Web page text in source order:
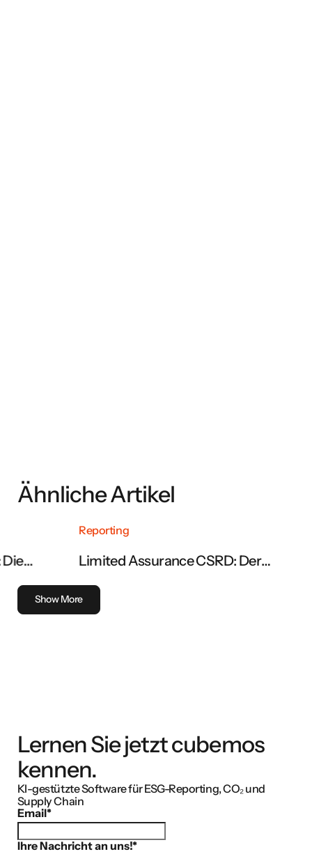
Ähnliche Artikel
Reporting
Limited Assurance CSRD: Der
des Nachhaltigkeitsberichts
Show More
Lernen Sie jetzt cubemos
kennen.
KI-gestützte Software für ESG-Reporting, CO₂ und
Supply Chain
Email*
Ihre Nachricht an uns!*